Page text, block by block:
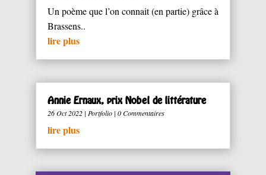
Un poème que l’on connait (en partie) grâce à
Brassens..
lire plus
Annie Ernaux, prix Nobel de littérature
26 Oct 2022| Portfolio| 0 Commentaires
lire plus